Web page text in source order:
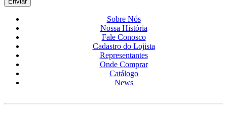
Sobre Nós
Nossa História
Fale Conosco
Cadastro do Lojista
Representantes
Onde Comprar
Catálogo
News